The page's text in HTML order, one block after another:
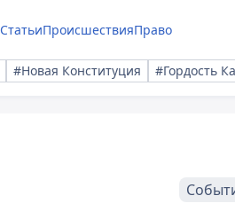
СтатьиПроисшествияПраво
#Новая Конституция #Гордость